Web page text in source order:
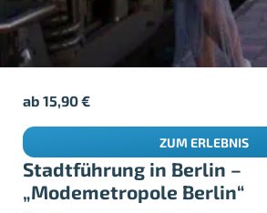
Stadtführung in Berlin –
„Modemetropole Berlin“
ab15,90€
ZUM ERLEBNIS